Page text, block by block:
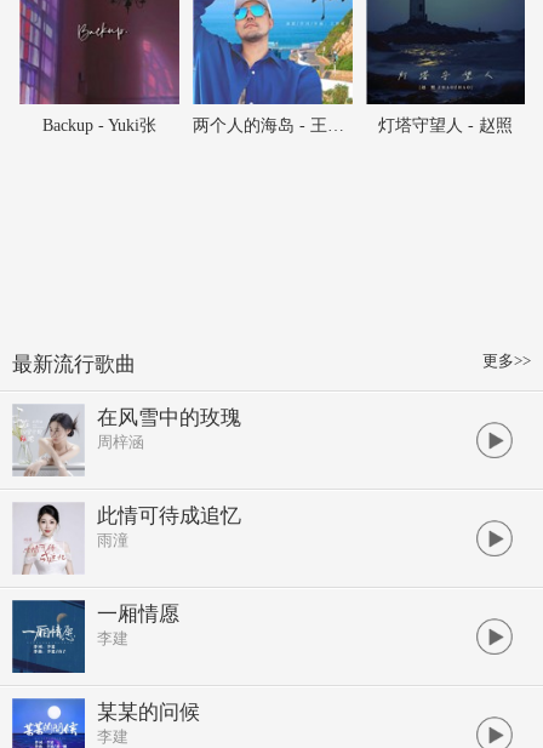
Backup - Yuki张 灯塔守望人 - 赵照
更多>>
最新流行歌曲
在风雪中的玫瑰
周梓涵
此情可待成追忆
雨潼
一厢情愿
李建
某某的问候
李建